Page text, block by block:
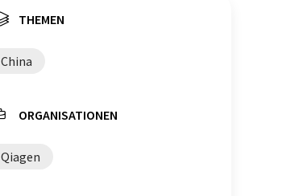
THEMEN
China
ORGANISATIONEN
Qiagen